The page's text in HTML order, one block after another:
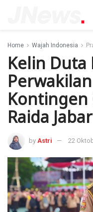
Home Wajah Indonesia
Kelin Duta
Kontingen
Raida
by Astri 22